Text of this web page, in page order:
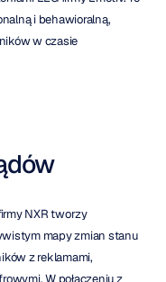
i behawioralną,
w czasie
NXR tworzy
mapy zmian stanu
z reklamami,
W połączeniu z